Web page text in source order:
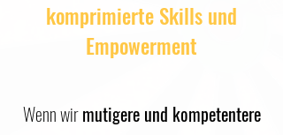
komprimierte Skills und
Empowerment
​​Wenn wirmutigere und kompetentere